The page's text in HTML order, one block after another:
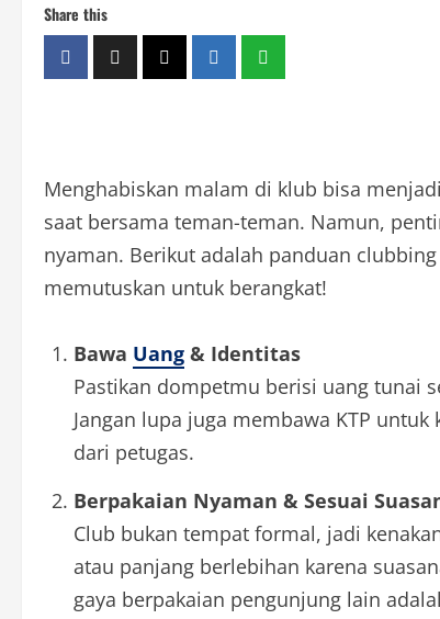
Share this
Menghabiskan malam di klub bisa
saat bersama teman-teman. Namun,
nyaman. Berikut adalah panduan
memutuskan untuk berangkat!
Bawa Uang & Identitas
Pastikan dompetmu berisi uang tunai
Jangan lupa juga membawa KTP
dari petugas.
Berpakaian Nyaman & Sesuai
Club bukan tempat formal, jadi
atau panjang berlebihan karena
gaya berpakaian pengunjung lain